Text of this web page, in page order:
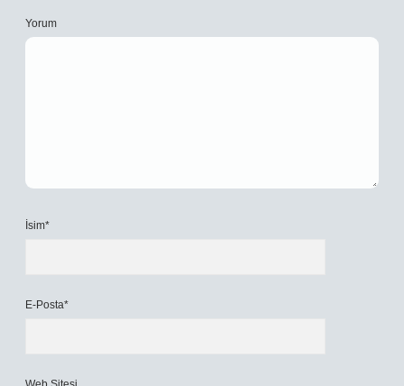
Yorum
İsim*
E-Posta*